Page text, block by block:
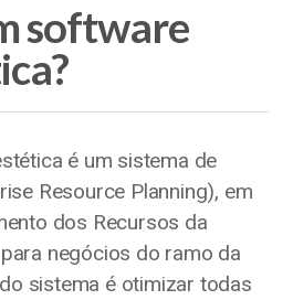
software
é um sistema de
Resource Planning), em
dos Recursos da
negócios do ramo da
sistema é otimizar todas